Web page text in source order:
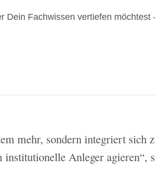
Dein Fachwissen vertiefen möchtest
mehr, sondern integriert sich
institutionelle Anleger agieren“,